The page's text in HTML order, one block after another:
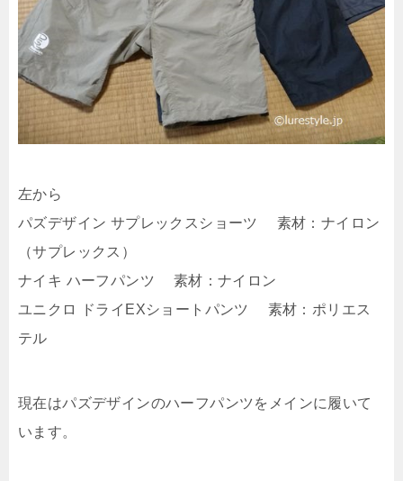
左から
パズデザイン サプレックスショーツ 素材：ナイロン
（サプレックス）
ナイキ ハーフパンツ 素材：ナイロン
ユニクロ ドライEXショートパンツ 素材：ポリエス
テル
現在はパズデザインのハーフパンツをメインに履いて
います。